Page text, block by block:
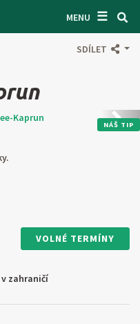
MENU ☰
EN
SDÍLET
Další
NÁŠ TIP
VOLNÉ TERMÍNY
zahraničí